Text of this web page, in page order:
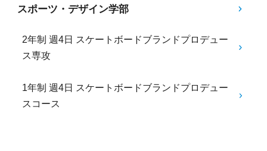
スポーツ・デザイン学部
2年制 週4日 スケートボードブランドプロデュー
ス専攻
1年制 週4日 スケートボードブランドプロデュー
スコース